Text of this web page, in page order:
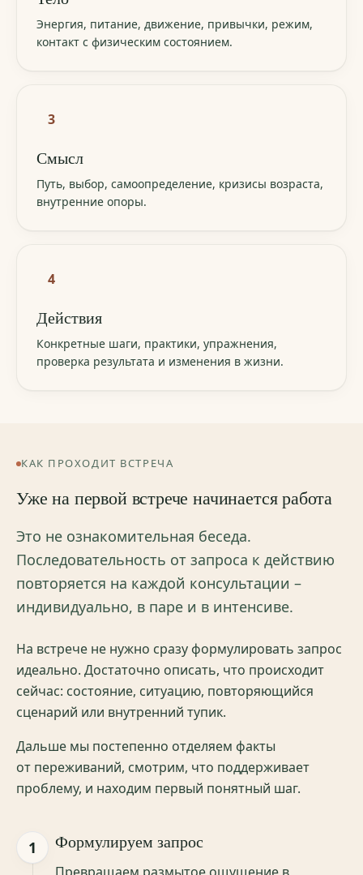
Энергия, питание, движение, привычки, режим,
контакт с физическим состоянием.
3
Смысл
Путь, выбор, самоопределение, кризисы возраста,
внутренние опоры.
4
Действия
Конкретные шаги, практики, упражнения,
проверка результата и изменения в жизни.
КАК ПРОХОДИТ ВСТРЕЧА
Уже на первой встрече начинается работа
Это не ознакомительная беседа.
Последовательность от запроса к действию
повторяется на каждой консультации –
индивидуально, в паре и в интенсиве.
На встрече не нужно сразу формулировать запрос
идеально. Достаточно описать, что происходит
сейчас: состояние, ситуацию, повторяющийся
сценарий или внутренний тупик.
Дальше мы постепенно отделяем факты
от переживаний, смотрим, что поддерживает
проблему, и находим первый понятный шаг.
1 Формулируем запрос